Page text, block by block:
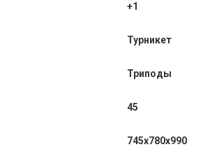
+1
Турникет
Триподы
45
745x780x990